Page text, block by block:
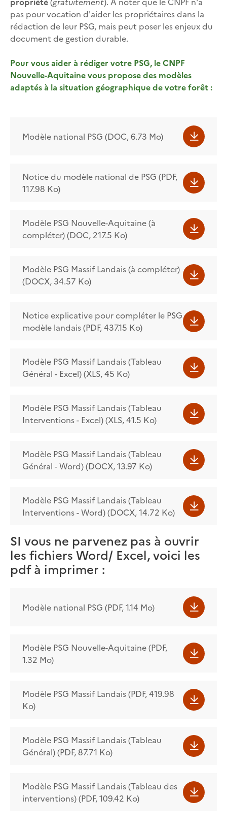
pas pour vocation d'aider les propriétaires dans la
rédaction de leur PSG, mais peut poser les enjeux du
document de gestion durable.
Pour vous aider à rédiger votre PSG, le CNPF
Nouvelle-Aquitaine vous propose des modèles
adaptés à la situation géographique de votre forêt :
Modèle national PSG (DOC, 6.73 Mo)
Notice du modèle national de PSG (PDF,
117.98 Ko)
Modèle PSG Nouvelle-Aquitaine (à
compléter) (DOC, 217.5 Ko)
Modèle PSG Massif Landais (à compléter)
(DOCX, 34.57 Ko)
Notice explicative pour compléter le PSG
modèle landais (PDF, 437.15 Ko)
Modèle PSG Massif Landais (Tableau
Général - Excel) (XLS, 45 Ko)
Modèle PSG Massif Landais (Tableau
Interventions - Excel) (XLS, 41.5 Ko)
Modèle PSG Massif Landais (Tableau
Général - Word) (DOCX, 13.97 Ko)
Modèle PSG Massif Landais (Tableau
Interventions - Word) (DOCX, 14.72 Ko)
SI vous ne parvenez pas à ouvrir
les fichiers Word/ Excel, voici les
pdf à imprimer :
Modèle national PSG (PDF, 1.14 Mo)
Modèle PSG Nouvelle-Aquitaine (PDF,
1.32 Mo)
Modèle PSG Massif Landais (PDF, 419.98
Ko)
Modèle PSG Massif Landais (Tableau
Général) (PDF, 87.71 Ko)
Modèle PSG Massif Landais (Tableau des
interventions) (PDF, 109.42 Ko)